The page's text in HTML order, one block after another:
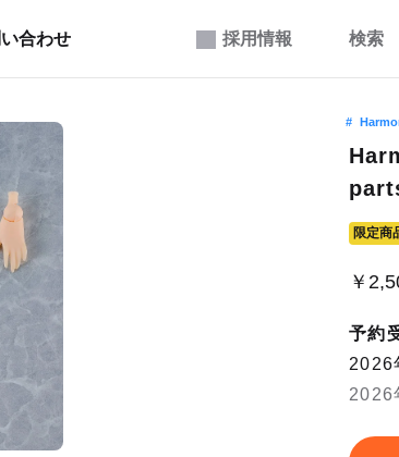
採用情報 検索
合わせ
限定商
￥
予約
2026
2026